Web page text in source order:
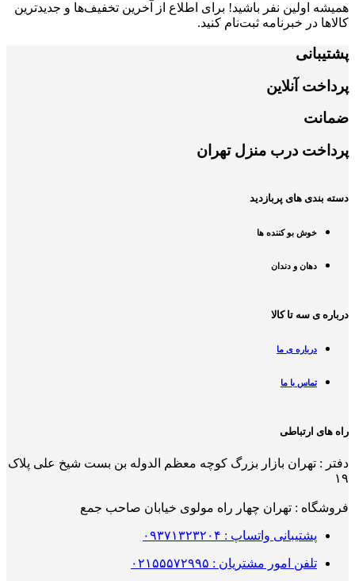
همیشه اولین نفر باشید! برای اطلاع از آخرین تخفیف‌ها و جدیدترین
کالاها در خبرنامه ثبت‌نام کنید.
پشتیبانی
پرداخت آنلاین
ضمانت
پرداخت درب منزل تهران
دسته بندی های پربازدید
خوش بو کننده ها
دهان و دندان
درباره ی سه تا کالا
درباره ی ما
تماس با ما
راه های ارتباطی
دفتر : تهران بازار بزرگ کوچه معظم الدوله بن بست شیخ علی پلاک
۱۹
فروشگاه : تهران چهار راه مولوی خیابان صاحب جمع
پشتیبانی واتساپ : ۰۹۳۷۱۳۲۳۲۰۴
تلفن امور مشتریان : ۰۲۱۵۵۵۷۲۹۹۵